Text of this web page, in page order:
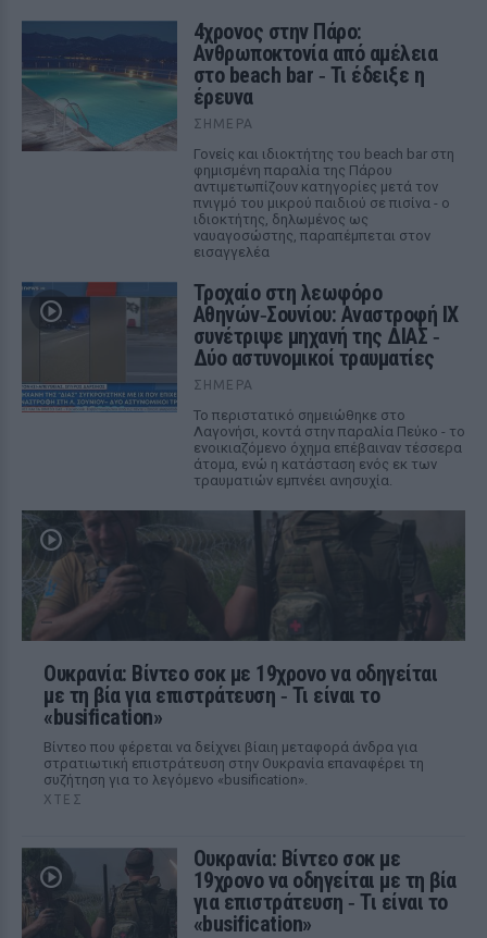
4χρονος στην Πάρο:
Ανθρωποκτονία από αμέλεια
στο beach bar ‑ Τι έδειξε η
έρευνα
ΣΉΜΕΡΑ
Γονείς και ιδιοκτήτης του beach bar στη
φημισμένη παραλία της Πάρου
αντιμετωπίζουν κατηγορίες μετά τον
πνιγμό του μικρού παιδιού σε πισίνα - ο
ιδιοκτήτης, δηλωμένος ως
ναυαγοσώστης, παραπέμπεται στον
εισαγγελέα
Τροχαίο στη λεωφόρο
Αθηνών‑Σουνίου: Αναστροφή ΙΧ
συνέτριψε μηχανή της ΔΙΑΣ ‑
Δύο αστυνομικοί τραυματίες
ΣΉΜΕΡΑ
Το περιστατικό σημειώθηκε στο
Λαγονήσι, κοντά στην παραλία Πεύκο - το
ενοικιαζόμενο όχημα επέβαιναν τέσσερα
άτομα, ενώ η κατάσταση ενός εκ των
τραυματιών εμπνέει ανησυχία.
Ουκρανία: Βίντεο σοκ με 19χρονο να οδηγείται
με τη βία για επιστράτευση ‑ Τι είναι το
«busification»
Βίντεο που φέρεται να δείχνει βίαιη μεταφορά άνδρα για
στρατιωτική επιστράτευση στην Ουκρανία επαναφέρει τη
συζήτηση για το λεγόμενο «busification».
ΧΤΕΣ
Ουκρανία: Βίντεο σοκ με
19χρονο να οδηγείται με τη βία
για επιστράτευση ‑ Τι είναι το
«busification»